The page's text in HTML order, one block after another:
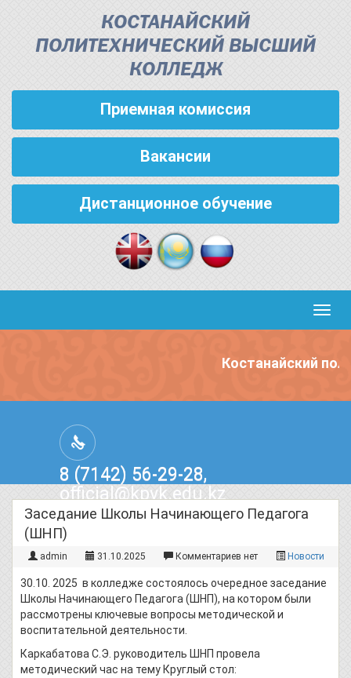
КОСТАНАЙСКИЙ
ПОЛИТЕХНИЧЕСКИЙ ВЫСШИЙ
КОЛЛЕДЖ
Приемная комиссия
Вакансии
Дистанционное обучение
Костанайский
8 (7142) 56-29-28,
official@kpvk.edu.kz
г.Костанай, Проспект Кобыланды
Батыра, 3
Заседание Школы Начинающего Педагога
(ШНП)
admin 31.10.2025 Комментариев нет Новости
30.10. 2025 в колледже состоялось очередное заседание
Школы Начинающего Педагога (ШНП), на котором были
рассмотрены ключевые вопросы методической и
воспитательной деятельности.
Каркабатова С.Э. руководитель ШНП провела
методический час на тему Круглый стол: